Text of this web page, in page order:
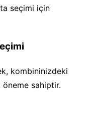
seçimi için
kombininizdeki
öneme sahiptir.